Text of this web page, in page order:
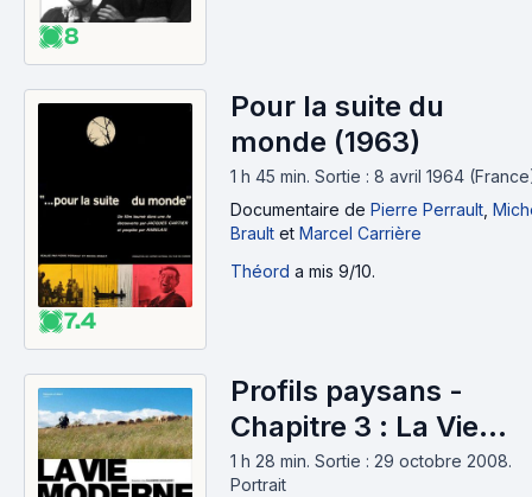
8
7.4
Pour la suite du
monde (1963)
1 h 45 min. Sortie : 8 avril 1964
Documentaire de Pierre Perrault
Brault et Marcel Carrière
Théord a mis 9/10.
Profils paysans -
Chapitre 3 : La Vie
moderne (2008)
1 h 28 min. Sortie : 29 octobre 2008.
Portrait